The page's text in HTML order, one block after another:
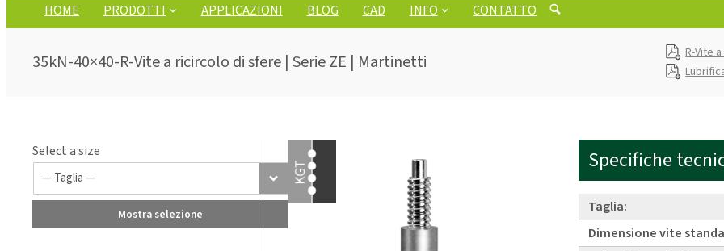
HOME PRODOTTI APPLICAZIONI BLOG CAD INFO CONTATTO
35kN-40×40-R-Vite a ricircolo di sfere | Serie ZE | Martinetti
R-Vite
Select a size
Mostra selezione
Specifiche
Taglia:
Dimensione vite